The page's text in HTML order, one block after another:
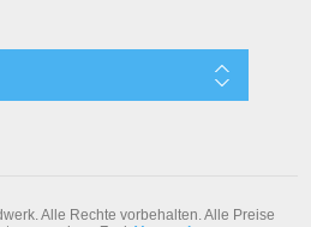
Alle Rechte vorbehalten.Alle Preise